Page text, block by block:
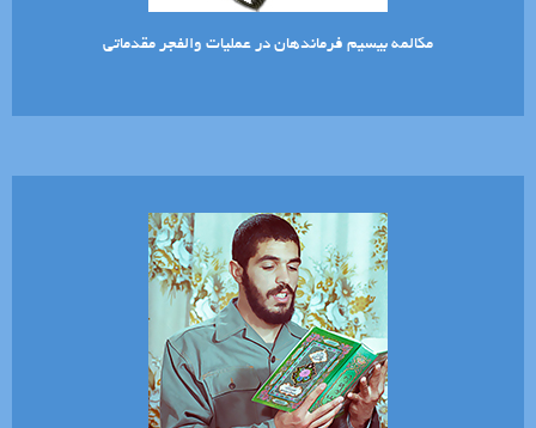
مکالمه بیسیم فرماندهان در عملیات والفجر مقدماتی